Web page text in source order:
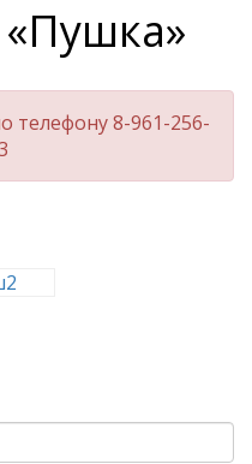
телефону 8-961-256-